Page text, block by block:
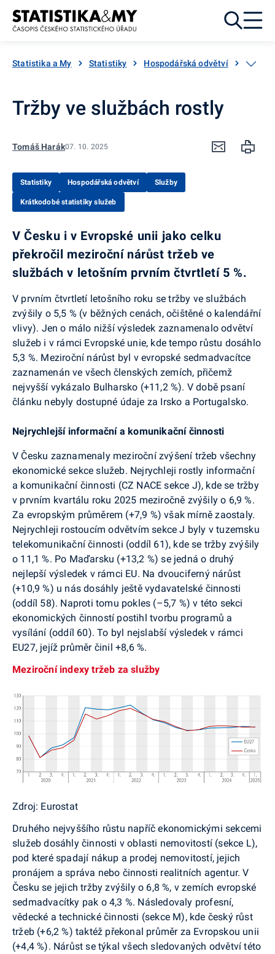
Přejít k obsahu
Statistika a My Statistiky Hospodářská odvětví Služby
Tržby ve službách rostly
Tomáš Harák07. 10. 2025
Statistiky Hospodářská odvětví Služby
Krátkodobé statistiky služeb
V Česku i v Evropské unii jako celku
překročil meziroční nárůst tržeb ve
službách v letošním prvním čtvrtletí 5 %.
V prvním čtvrtletí letošního roku se tržby ve službách
zvýšily o 5,5 % (v běžných cenách, očištěné o kalendářní
vlivy). Jen o málo nižší výsledek zaznamenalo odvětví
služeb i v rámci Evropské unie, kde tempo růstu dosáhlo
5,3 %. Meziroční nárůst byl v evropské sedmadvacítce
zaznamenán ve všech členských zemích, přičemž
nejvyšší vykázalo Bulharsko (+11,2 %). V době psaní
článku nebyly dostupné údaje za Irsko a Portugalsko.
Nejrychlejší informační a komunikační činnosti
V Česku zaznamenaly meziroční zvýšení tržeb všechny
ekonomické sekce služeb. Nejrychleji rostly informační
a komunikační činnosti (CZ NACE sekce J), kde se tržby
v prvním kvartálu roku 2025 meziročně zvýšily o 6,9 %.
Za evropským průměrem (+7,9 %) však mírně zaostaly.
Nejrychleji rostoucím odvětvím sekce J byly v tuzemsku
telekomunikační činnosti (oddíl 61), kde se tržby zvýšily
o 11,1 %. Po Maďarsku (+13,2 %) se jedná o druhý
nejlepší výsledek v rámci EU. Na dvouciferný nárůst
(+10,9 %) u nás dosáhly ještě vydavatelské činnosti
(oddíl 58). Naproti tomu pokles (–5,7 %) v této sekci
ekonomických činností postihl tvorbu programů a
vysílání (oddíl 60). To byl nejslabší výsledek v rámci
EU27, jejíž průměr činil +8,6 %.
Meziroční indexy tržeb za služby
Zdroj: Eurostat
Druhého nejvyššího růstu napříč ekonomickými sekcemi
služeb dosáhly činnosti v oblasti nemovitostí (sekce L),
pod které spadají nákup a prodej nemovitostí, jejich
pronájem a správa nebo činnosti realitních agentur. V
Česku se jejich tržby zvýšily o 6,8 %, v zemích evropské
sedmadvacítky pak o 4,3 %. Následovaly profesní,
vědecké a technické činnosti (sekce M), kde český růst
tržeb (+6,2 %) taktéž překonal průměr za Evropskou unii
(+4,4 %). Nárůst se týkal všech sledovaných odvětví této